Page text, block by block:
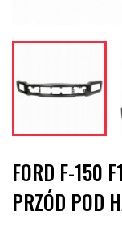
FORD F-150
PRZÓD POD